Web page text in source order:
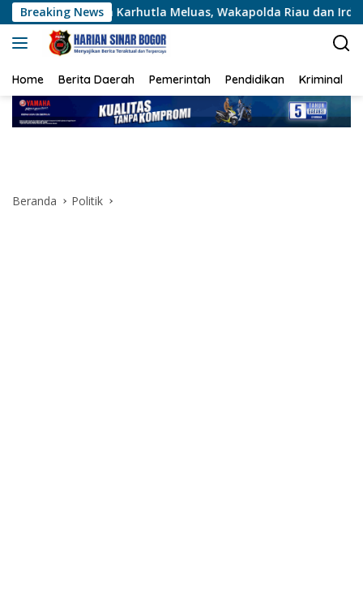
Langsung
ke
konten
Breaking News
Meluas, Wakapolda Riau dan Irdam XIX/TT Turun
Home Berita Daerah Pemerintah Pendidikan Kriminal
Beranda Politik